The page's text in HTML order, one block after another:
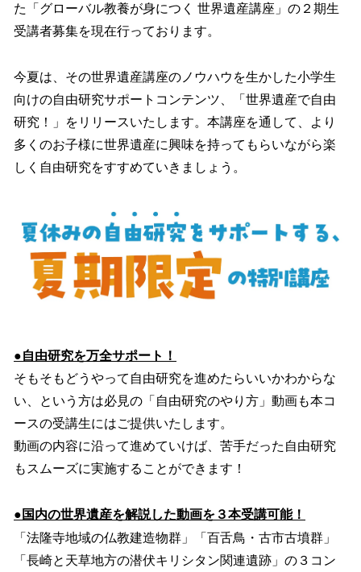
た「グローバル教養が身につく 世界遺産講座」の２期生
受講者募集を現在行っております。
今夏は、その世界遺産講座のノウハウを生かした小学生
向けの自由研究サポートコンテンツ、「世界遺産で自由
研究！」をリリースいたします。本講座を通して、より
多くのお子様に世界遺産に興味を持ってもらいながら楽
しく自由研究をすすめていきましょう。
●自由研究を万全サポート！
そもそもどうやって自由研究を進めたらいいかわからな
い、という方は必見の「自由研究のやり方」動画も本コ
ースの受講生にはご提供いたします。
動画の内容に沿って進めていけば、苦手だった自由研究
もスムーズに実施することができます！
●国内の世界遺産を解説した動画を３本受講可能！
「法隆寺地域の仏教建造物群」「百舌鳥・古市古墳群」
「長崎と天草地方の潜伏キリシタン関連遺跡」の３コン